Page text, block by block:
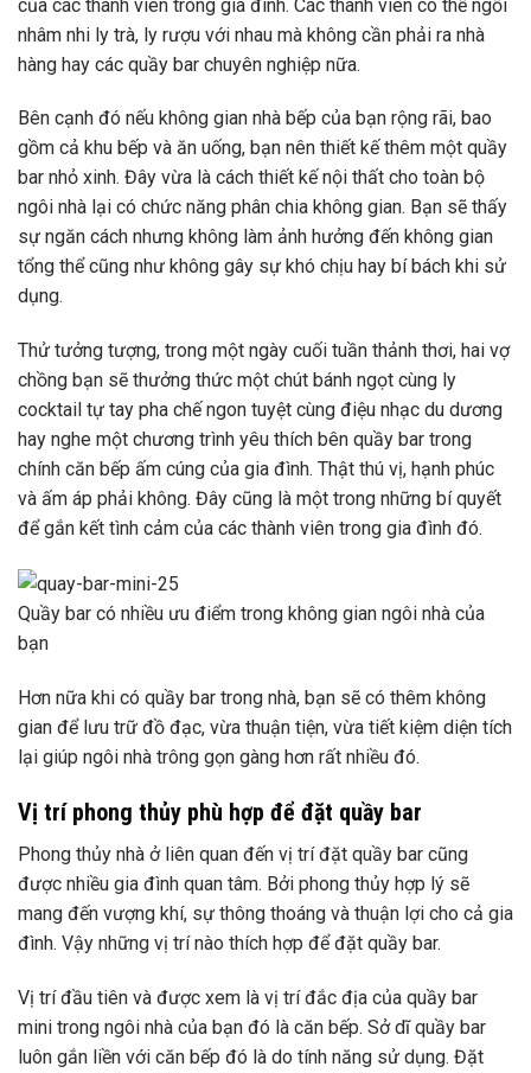
của các thành viên trong gia đình. Các thành viên có thể ngồi
nhâm nhi ly trà, ly rượu với nhau mà không cần phải ra nhà
hàng hay các quầy bar chuyên nghiệp nữa.
Bên cạnh đó nếu không gian nhà bếp của bạn rộng rãi, bao
gồm cả khu bếp và ăn uống, bạn nên thiết kế thêm một quầy
bar nhỏ xinh. Đây vừa là cách thiết kế nội thất cho toàn bộ
ngôi nhà lại có chức năng phân chia không gian. Bạn sẽ thấy
sự ngăn cách nhưng không làm ảnh hưởng đến không gian
tổng thể cũng như không gây sự khó chịu hay bí bách khi sử
dụng.
Thử tưởng tượng, trong một ngày cuối tuần thảnh thơi, hai vợ
chồng bạn sẽ thưởng thức một chút bánh ngọt cùng ly
cocktail tự tay pha chế ngon tuyệt cùng điệu nhạc du dương
hay nghe một chương trình yêu thích bên quầy bar trong
chính căn bếp ấm cúng của gia đình. Thật thú vị, hạnh phúc
và ấm áp phải không. Đây cũng là một trong những bí quyết
để gắn kết tình cảm của các thành viên trong gia đình đó.
Quầy bar có nhiều ưu điểm trong không gian ngôi nhà của
bạn
Hơn nữa khi có quầy bar trong nhà, bạn sẽ có thêm không
gian để lưu trữ đồ đạc, vừa thuận tiện, vừa tiết kiệm diện tích
lại giúp ngôi nhà trông gọn gàng hơn rất nhiều đó.
Vị trí phong thủy phù hợp để đặt quầy bar
Phong thủy nhà ở liên quan đến vị trí đặt quầy bar cũng
được nhiều gia đình quan tâm. Bởi phong thủy hợp lý sẽ
mang đến vượng khí, sự thông thoáng và thuận lợi cho cả gia
đình. Vậy những vị trí nào thích hợp để đặt quầy bar.
Vị trí đầu tiên và được xem là vị trí đắc địa của quầy bar
mini trong ngôi nhà của bạn đó là căn bếp. Sở dĩ quầy bar
luôn gắn liền với căn bếp đó là do tính năng sử dụng. Đặt